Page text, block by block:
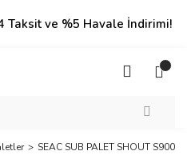
Taksit ve %5 Havale İndirimi!
SEAC SUB PALET SHOUT S900